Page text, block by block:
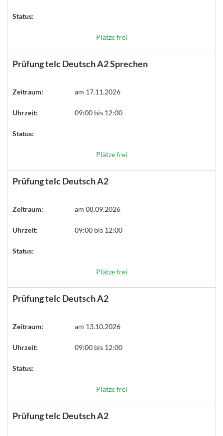
Status:
Plätze frei
Prüfung telc Deutsch A2 Sprechen
Zeitraum: am 17.11.2026
Uhrzeit: 09:00 bis 12:00
Status:
Plätze frei
Prüfung telc Deutsch A2
Zeitraum: am 08.09.2026
Uhrzeit: 09:00 bis 12:00
Status:
Plätze frei
Prüfung telc Deutsch A2
Zeitraum: am 13.10.2026
Uhrzeit: 09:00 bis 12:00
Status:
Plätze frei
Prüfung telc Deutsch A2